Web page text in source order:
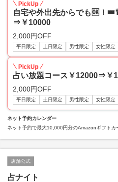
PickUp
自宅や外出先からでも🆗！
⇒￥10000
2,000円OFF
平日限定 土日限定 男性限定 女性限定
PickUp
占い放題コース￥12000⇒￥
2,000円OFF
平日限定 土日限定 男性限定 女性限定
ネット予約カレンダー
ネット予約で最大10,000円分のAmazonギフトカ
店舗公式
占ナイト